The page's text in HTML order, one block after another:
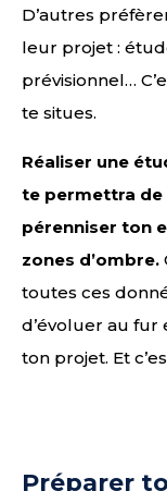
D’autres
leur projet :
prévisionnel…
te situes.
Réaliser une
te permettra de
pérenniser ton
zones d’ombre.
toutes ces
d’évoluer au
ton projet. Et
Préparer